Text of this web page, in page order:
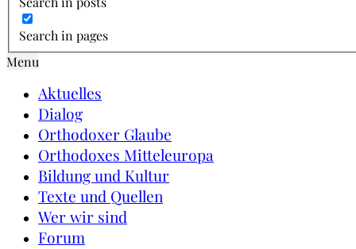
Search in pages
Menu
Aktuelles
Dialog
Orthodoxer Glaube
Orthodoxes Mitteleuropa
Bildung und Kultur
Texte und Quellen
Wer wir sind
Forum